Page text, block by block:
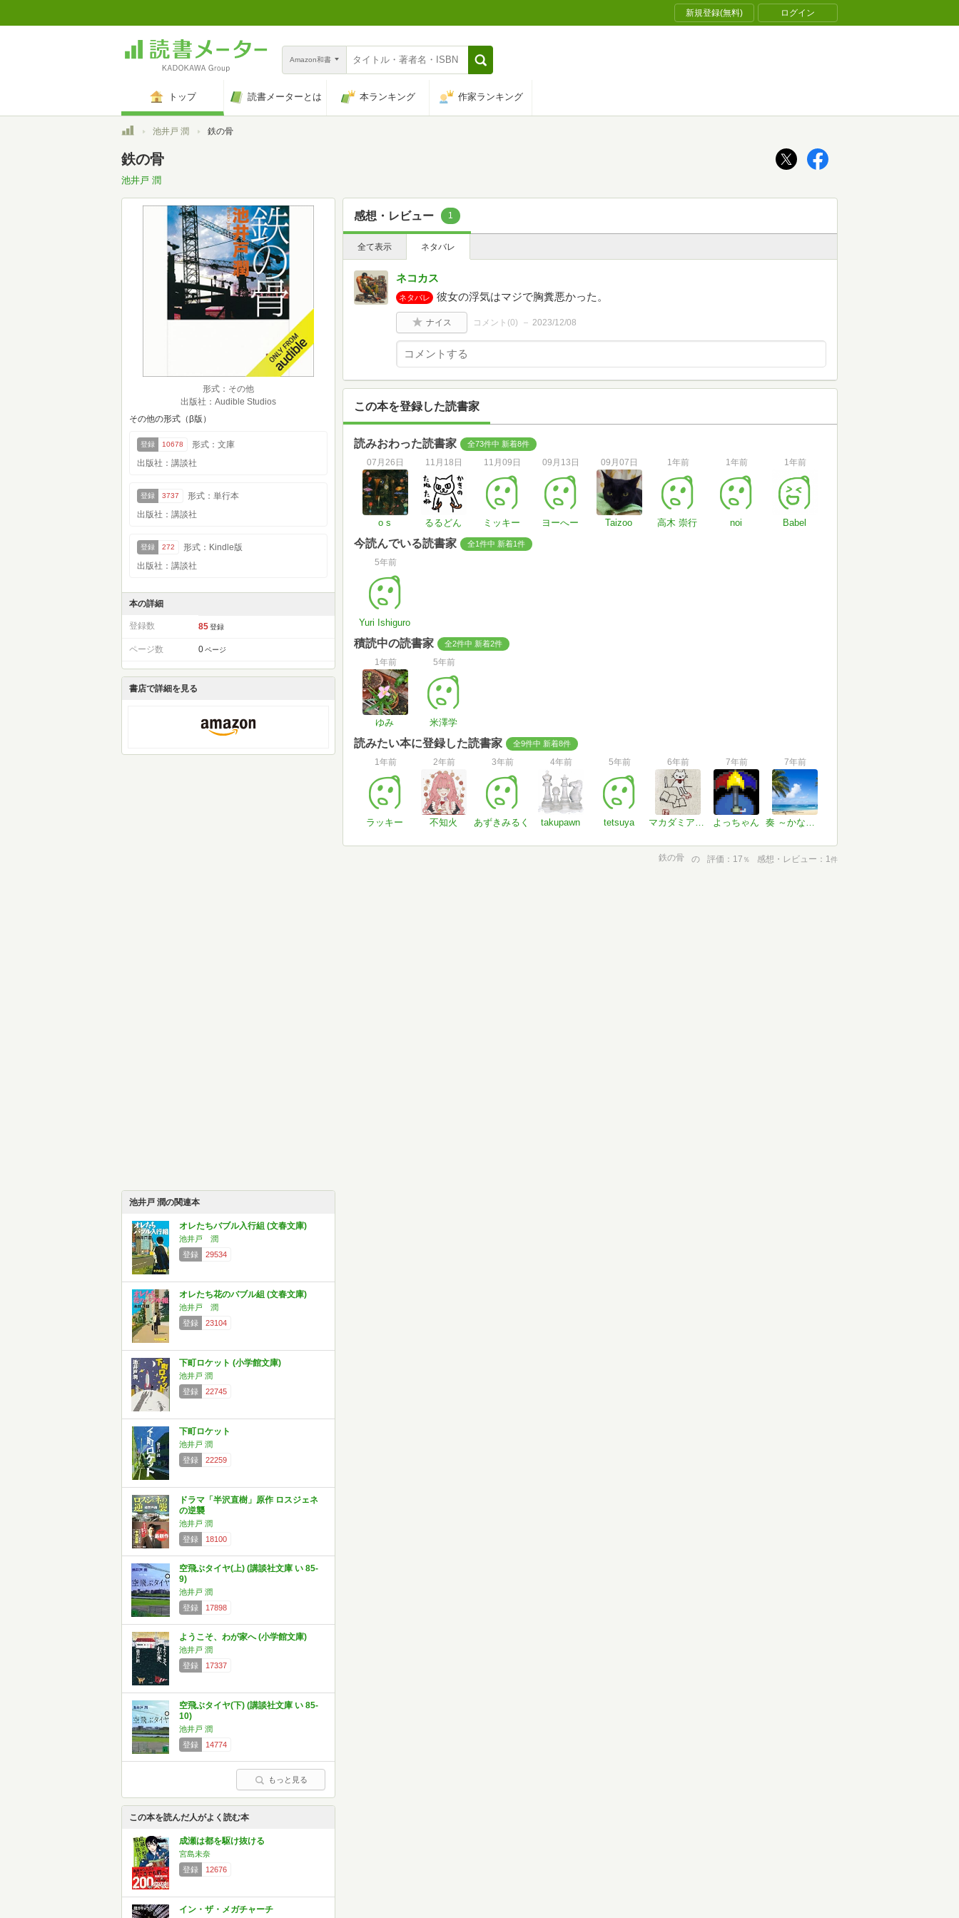
新規登録(無料) ログイン
Amazon和書
トップ 読書メーターとは 本ランキング 作家ランキング
トップ池井戸 潤 鉄の骨
鉄の骨
池井戸 潤
形式：その他
出版社：Audible Studios
その他の形式（β版）
登録 10678
形式：文庫
出版社：講談社
登録 3737
形式：単行本
出版社：講談社
登録 272
形式：Kindle版
出版社：講談社
本の詳細
登録数 85 登録
ページ数 0 ページ
書店で詳細を見る
池井戸 潤の関連本
オレたちバブル入行組 (文春文庫)
池井戸 潤
登録
29534
オレたち花のバブル組 (文春文庫)
池井戸 潤
登録
23104
下町ロケット (小学館文庫)
池井戸 潤
登録
22745
下町ロケット
池井戸 潤
登録
22259
ドラマ「半沢直樹」原作 ロスジェネ
の逆襲
池井戸 潤
登録
18100
空飛ぶタイヤ(上) (講談社文庫 い 85-
9)
池井戸 潤
登録
17898
ようこそ、わが家へ (小学館文庫)
池井戸 潤
登録
17337
空飛ぶタイヤ(下) (講談社文庫 い 85-
10)
池井戸 潤
登録
14774
もっと見る
この本を読んだ人がよく読む本
成瀬は都を駆け抜ける
宮島未奈
登録
12676
イン・ザ・メガチャーチ
感想・レビュー 1
全て表示 ネタバレ
ネコカス
ネタバレ 彼女の浮気はマジで胸糞悪かった。
ナイス コメント(0) 2023/12/08
この本を登録した読書家
読みおわった読書家 全73件中 新着8件
07月26日
o s
11月18日
るるどん
11月09日
ミッキー
09月13日
ヨーへー
09月07日
Taizoo
1年前
高木 崇行
1年前
noi
1年前
Babel
今読んでいる読書家 全1件中 新着1件
5年前
Yuri Ishiguro
積読中の読書家 全2件中 新着2件
1年前
ゆみ
5年前
米澤学
読みたい本に登録した読書家 全9件中 新着8件
1年前
ラッキー
2年前
不知火
3年前
あずきみるく
4年前
takupawn
5年前
tetsuya
6年前
マカダミアナッツ
7年前
よっちゃん
7年前
奏 ～かなで～
鉄の骨 の 評価 17 ％ 感想・レビュー 1件